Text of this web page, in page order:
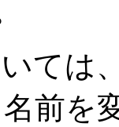
ては
名前